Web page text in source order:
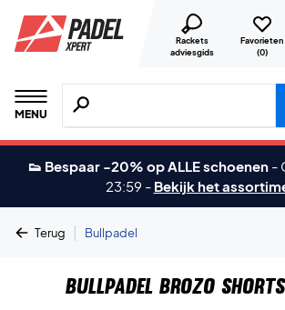
Rackets
adviesgids
Favorieten
(0)
MENU
Zoeken naar producten, merken
👟 Bespaar -20% op ALLE schoenen -
23:59 - Bekijk het
Terug | Bullpadel
Bullpadel Brozo